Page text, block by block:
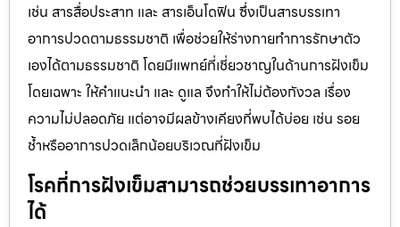
เช่น สารสื่อประสาท และ สารเอ็นโดฟิน ซึ่งเป็นสารบรรเทา
อาการปวดตามธรรมชาติ เพื่อช่วยให้ร่างกายทำการรักษาตัว
เองได้ตามธรรมชาติ โดยมีแพทย์ที่เชี่ยวชาญในด้านการฝังเข็ม
โดยเฉพาะ ให้คำแนะนำ และ ดูแล จึงทำให้ไม่ต้องกังวล เรื่อง
ความไม่ปลอดภัย แต่อาจมีผลข้างเคียงที่พบได้บ่อย เช่น รอย
ช้ำหรืออาการปวดเล็กน้อยบริเวณที่ฝังเข็ม
โรคที่การฝังเข็มสามารถช่วยบรรเทาอาการ
ได้